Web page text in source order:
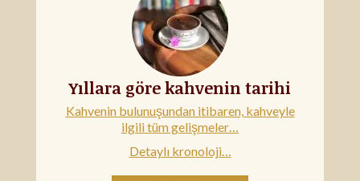
Yıllara göre kahvenin tarihi
Kahvenin bulunuşundan itibaren, kahveyle
ilgili tüm gelişmeler…
Detaylı kronoloji…